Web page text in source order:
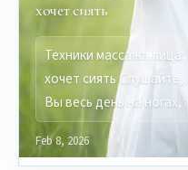
хочет сиять
Техники массажа
хочет сиять
Вы весь день на
Feb 8, 2026